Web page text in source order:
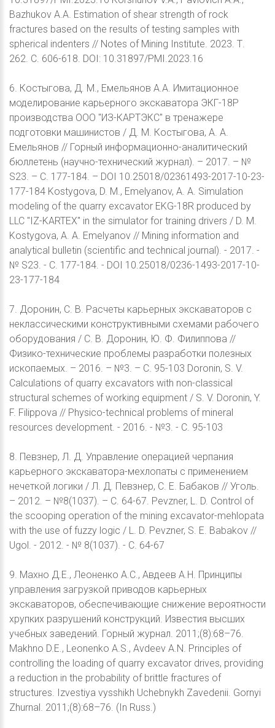
Bazhukov A.A. Estimation of shear strength of rock
fractures based on the results of testing samples with
spherical indenters // Notes of Mining Institute. 2023. Т.
262. С. 606-618. DOI: 10.31897/PMI.2023.16
6. Костыгова, Д. М., Емельянов А.А. Имитационное
моделирование карьерного экскаватора ЭКГ-18Р
производства ООО "ИЗ-КАРТЭКС" в тренажере
подготовки машинистов / Д. М. Костыгова, А. А.
Емельянов // Горный информационно-аналитический
бюллетень (научно-технический журнал). – 2017. – №
S23. – С. 177-184. – DOI 10.25018/02361493-2017-10-23-
177-184 Kostygova, D. M., Emelyanov, A. A. Simulation
modeling of the quarry excavator EKG-18R produced by
LLC "IZ-KARTEX" in the simulator for training drivers / D. M.
Kostygova, A. A. Emelyanov // Mining information and
analytical bulletin (scientific and technical journal). - 2017. -
№ S23. - С. 177-184. - DOI 10.25018/0236-1493-2017-10-
23-177-184
7. Доронин, С. В. Расчеты карьерных экскаваторов с
неклассическими конструктивными схемами рабочего
оборудования / С. В. Доронин, Ю. Ф. Филиппова //
Физико-технические проблемы разработки полезных
ископаемых. – 2016. – №3. – С. 95-103 Doronin, S. V.
Calculations of quarry excavators with non-classical
structural schemes of working equipment / S. V. Doronin, Y.
F. Filippova // Physico-technical problems of mineral
resources development. - 2016. - №3. - С. 95-103
8. Певзнер, Л. Д. Управление операцией черпания
карьерного экскаватора-мехлопаты с применением
нечеткой логики / Л. Д. Певзнер, С. Е. Бабаков // Уголь.
– 2012. – №8(1037). – С. 64-67. Pevzner, L. D. Control of
the scooping operation of the mining excavator-mehlopata
with the use of fuzzy logic / L. D. Pevzner, S. E. Babakov //
Ugol. - 2012. - № 8(1037). - С. 64-67
9. Махно Д.Е., Леоненко А.С., Авдеев А.Н. Принципы
управления загрузкой приводов карьерных
экскаваторов, обеспечивающие снижение вероятности
хрупких разрушений конструкций. Известия высших
учебных заведений. Горный журнал. 2011;(8):68–76.
Makhno D.E., Leonenko A.S., Avdeev A.N. Principles of
controlling the loading of quarry excavator drives, providing
a reduction in the probability of brittle fractures of
structures. Izvestiya vysshikh Uchebnykh Zavedenii. Gornyi
Zhurnal. 2011;(8):68–76. (In Russ.)